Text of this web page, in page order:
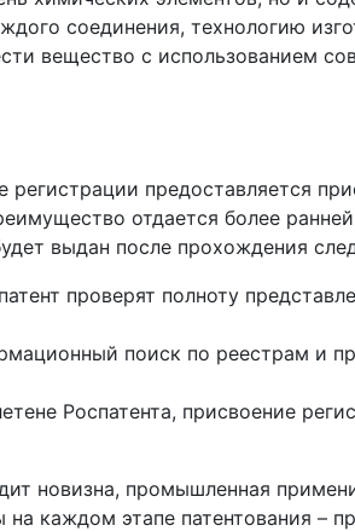
соединения, технологию
вещество с использованием
предоставляется
отдается более
выдан после прохождения
проверят полноту
поиск по реестрам и
Роспатента, присвоение
новизна, промышленная
каждом этапе патентования –